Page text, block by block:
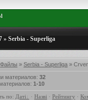
» Serbia - Superliga
Файлы » Serbia - Superliga »
материалов: 32
: 1-10
по: Даті · Назві · Рейтингу ·